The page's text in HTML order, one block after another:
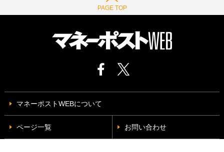
PAGE TOP
マネーポストWEBについて
ページ一覧 お問い合わせ